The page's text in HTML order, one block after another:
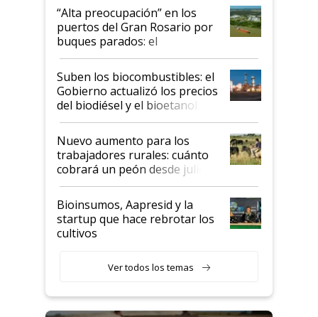
“Alta preocupación” en los
puertos del Gran Rosario por
buques parados: el
funcionamiento de las
exportadoras en tensión tras
la medida de fuerza de los
prácticos
Suben los biocombustibles: el
Gobierno actualizó los precios
del biodiésel y el bioetanol
Nuevo aumento para los
trabajadores rurales: cuánto
cobrará un peón desde julio
Bioinsumos, Aapresid y la
startup que hace rebrotar los
cultivos
Ver todos los temas